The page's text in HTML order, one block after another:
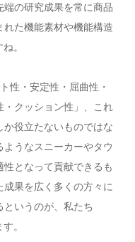
端の研究成果を常に商品
た機能素材や機能構造
。
性・安定性・屈曲性・
クッション性」、これ
か役立たないものではな
うなスニーカーやタウ
となって貢献できるも
果を広く多くの方々に
いうのが、私たち
。